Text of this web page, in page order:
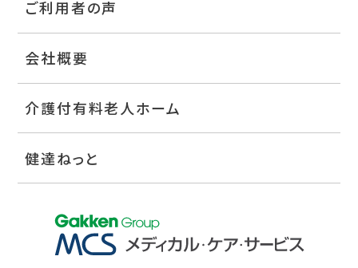
ご利用者の声
会社概要
介護付有料老人ホーム
健達ねっと